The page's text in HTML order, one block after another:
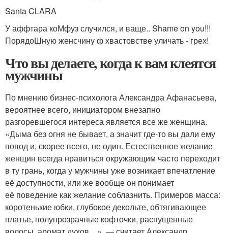
Santa CLARA
У аффтара коМфуз случился, и ваще.. Shame on you!!!
ПорядоШную женсчину ф хвастовстве уличать - грех!
Что вы делаете, когда к вам клеятся
мужчины
По мнению бизнес-психолога Александра Афанасьева,
вероятнее всего, инициатором внезапно
разгоревшегося интереса является все же женщина.
«Дыма без огня не бывает, а значит где-то вы дали ему
повод и, скорее всего, не один. Естественное желание
женщин всегда нравиться окружающим часто переходит
в ту грань, когда у мужчины уже возникает впечатление
её доступности, или же вообще он понимает
её поведение как желание соблазнить. Примеров масса:
коротенькие юбки, глубокое декольте, обтягивающее
платье, полупрозрачные кофточки, распущенные